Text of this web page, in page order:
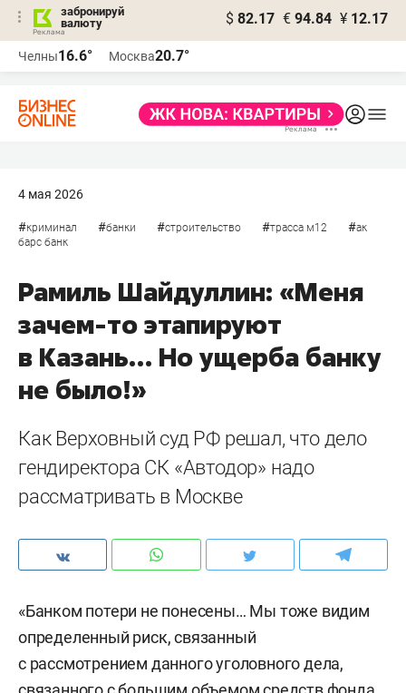
забронируй
валюту
$ 82.17 € 94.84 ¥ 12.17
Челны16.6° Москва20.7°
4 мая 2026
#криминал #банки #строительство #трасса м12 #ак
барс банк
Рамиль Шайдуллин: «Меня
зачем-то этапируют
в Казань… Но ущерба банку
не было!»
Как Верховный суд РФ решал, что дело
гендиректора СК «Автодор» надо
рассматривать в Москве
«Банком потери не понесены… Мы тоже видим
определенный риск, связанный
с рассмотрением данного уголовного дела,